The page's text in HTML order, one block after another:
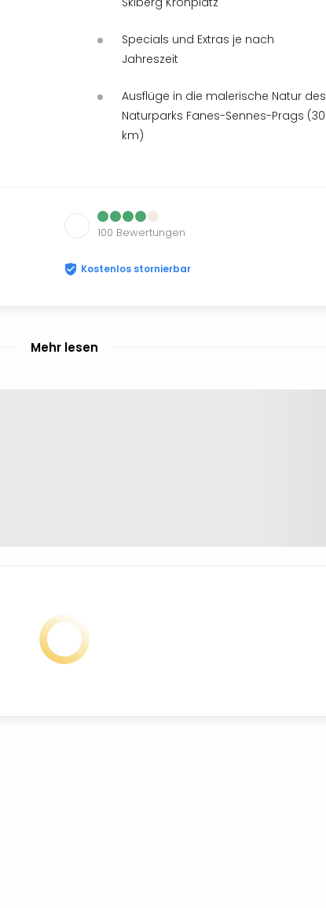
Specials und Extras je nach
Jahreszeit
Ausflüge in die malerische Natur des
Naturparks Fanes-Sennes-Prags (30
km)
100 Bewertungen
Kostenlos stornierbar
Mehr lesen